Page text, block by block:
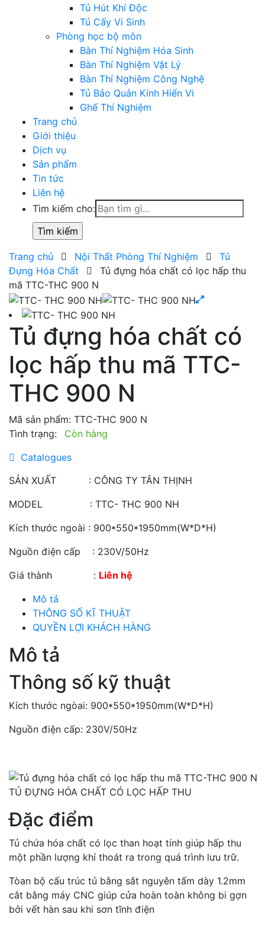
Tủ Hút Khí Độc
Tủ Cấy Vi Sinh
Phòng học bộ môn
Bàn Thí Nghiệm Hóa Sinh
Bàn Thí Nghiệm Vật Lý
Bàn Thí Nghiệm Công Nghệ
Tủ Bảo Quản Kính Hiển Vi
Ghế Thí Nghiệm
Trang chủ
Giới thiệu
Dịch vụ
Sản phẩm
Tin tức
Liên hệ
Tìm kiếm cho:
Trang chủ Nội Thất Phòng Thí Nghiệm
Tủ
Đựng Hóa Chất
Tủ đựng hóa chất có lọc hấp thu
mã TTC-THC 900 N
Tủ đựng hóa chất có
lọc hấp thu mã TTC-
THC 900 N
Mã sản phẩm: TTC-THC 900 N
Tình trạng:
Còn hàng
Catalogues
SẢN XUẤT : CÔNG TY TÂN THỊNH
MODEL : TTC- THC 900 NH
Kích thước ngoài : 900*550*1950mm(W*D*H)
Nguồn điện cấp : 230V/50Hz
Giá thành : Liên hệ
Mô tả
THÔNG SỐ KĨ THUẬT
QUYỀN LỢI KHÁCH HÀNG
Mô tả
Thông số kỹ thuật
Kích thước ngòai: 900*550*1950mm(W*D*H)
Nguồn điện cấp: 230V/50Hz
TỦ ĐỰNG HÓA CHẤT CÓ LỌC HẤP THU
Đặc điểm
Tủ chứa hóa chất có lọc than hoạt tính giúp hấp thu
một phần lượng khí thoát ra trong quá trình lưu trữ.
Tòan bộ cấu trúc tủ bằng sắt nguyên tấm dày 1.2mm
cắt bằng máy CNC giúp cửa hoàn toàn không bi gợn
bởi vết hàn sau khi sơn tĩnh điện